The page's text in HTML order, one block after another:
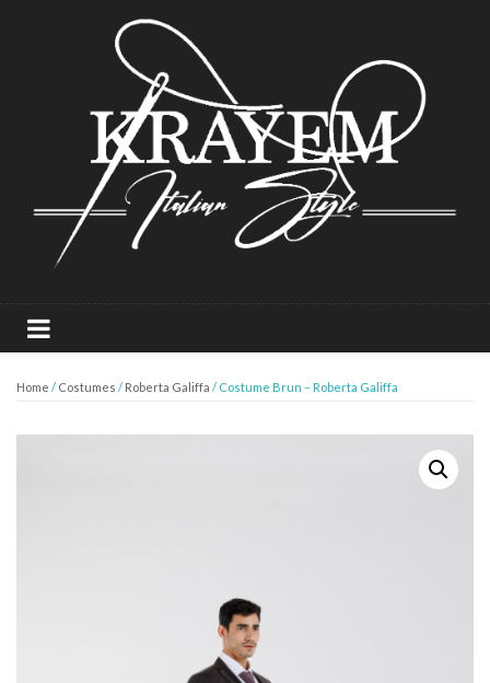
Home / Costumes / Roberta Galiffa / Costume Brun – Roberta Galiffa